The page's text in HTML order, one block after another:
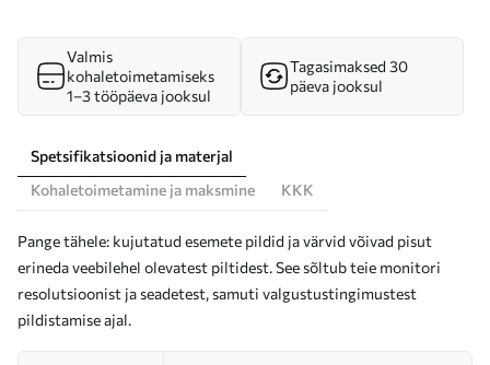
Valmis
kohaletoimetamiseks
1–3 tööpäeva jooksul
Tagasimaksed 30
päeva jooksul
Spetsifikatsioonid ja materjal
Kohaletoimetamine ja maksmine
KKK
Pange tähele: kujutatud esemete pildid ja värvid võivad pisut
erineda veebilehel olevatest piltidest. See sõltub teie monitori
resolutsioonist ja seadetest, samuti valgustustingimustest
pildistamise ajal.